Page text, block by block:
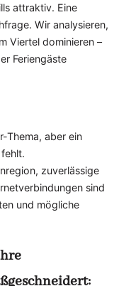
attraktiv. Eine
Wir analysieren,
Viertel dominieren –
Feriengäste
Thema, aber ein
zuverlässige
sind
und mögliche